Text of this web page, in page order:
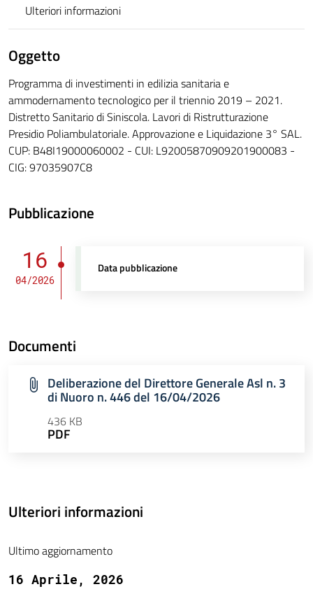
Ulteriori informazioni
Oggetto
Programma di investimenti in edilizia sanitaria e
ammodernamento tecnologico per il triennio 2019 – 2021.
Distretto Sanitario di Siniscola. Lavori di Ristrutturazione
Presidio Poliambulatoriale. Approvazione e Liquidazione 3° SAL.
CUP: B48I19000060002 - CUI: L92005870909201900083 -
CIG: 97035907C8
Pubblicazione
16
04/2026
Data pubblicazione
Documenti
Deliberazione del Direttore Generale Asl n. 3
di Nuoro n. 446 del 16/04/2026
436 KB
PDF
Ulteriori informazioni
Ultimo aggiornamento
16 Aprile, 2026